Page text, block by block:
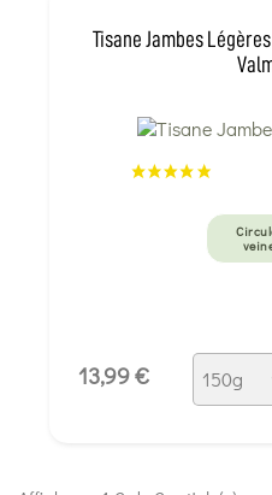
Tisane Jambes
13,99 €